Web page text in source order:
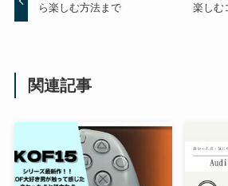
ら楽しむ方法まで
楽しむ
関連記事